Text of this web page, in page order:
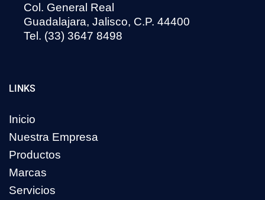
Col. General Real
Guadalajara, Jalisco, C.P. 44400
Tel. (33) 3647 8498
LINKS
Inicio
Nuestra Empresa
Productos
Marcas
Servicios